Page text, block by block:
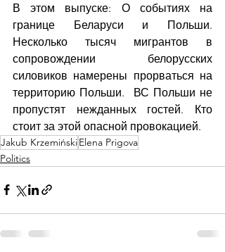
В этом выпуске: О событиях на
границе Беларуси и Польши.
Несколько тысяч мигрантов в
сопровождении белорусских
силовиков намерены прорваться на
территорию Польши.  ВС Польши не
пропустят нежданных гостей. Кто
стоит за этой опасной провокацией.
Jakub KrzemińskiElena Prigova
Politics